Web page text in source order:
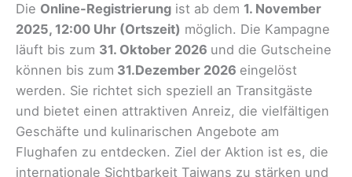
Die Online-Registrierung ist ab dem 1. November
2025, 12:00 Uhr (Ortszeit) möglich. Die Kampagne
läuft bis zum 31. Oktober 2026 und die Gutscheine
können bis zum 31.Dezember 2026 eingelöst
werden. Sie richtet sich speziell an Transitgäste
und bietet einen attraktiven Anreiz, die vielfältigen
Geschäfte und kulinarischen Angebote am
Flughafen zu entdecken. Ziel der Aktion ist es, die
internationale Sichtbarkeit Taiwans zu stärken und